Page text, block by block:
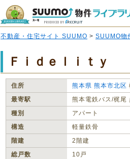
不動産・住宅サイト SUUMO > SUUMO物
Ｆｉｄｅｌｉｔｙ
住所 熊本県 熊本市北区
最寄駅
熊本電鉄バス/梶尾
種別
アパート
構造
軽量鉄骨
階建
2階建
総戸数
10戸